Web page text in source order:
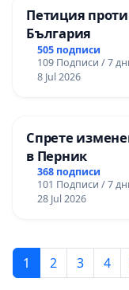
Петиция
България
505 подписи
109 Подписи / 7
8 Jul 2026
Спрете
в Перник
368 подписи
101 Подписи / 7
28 Jul 2026
1 2 3 4